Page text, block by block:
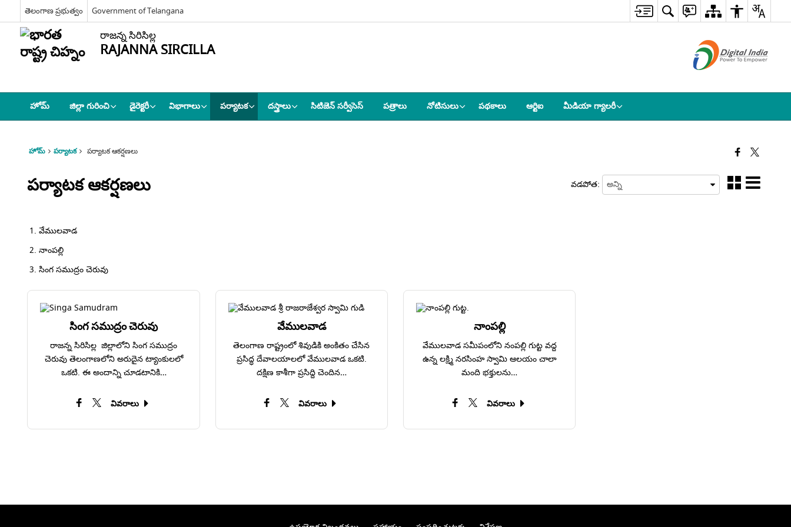
తెలంగాణ ప్రభుత్వం Government of Telangana
రాజన్న సిరిసిల్ల
RAJANNA SIRCILLA
హోమ్ జిల్లా గురించి డైరెక్టరీ విభాగాలు పర్యాటక దస్త్రాలు సిటిజెన్ సర్వీసెస్ పత్రాలు నోటిసులు పథకాలు ఆర్టిఐ మీడియా గ్యాలరీ
హోమ్ పర్యాటక పర్యాటక ఆకర్షణలు
పర్యాటక ఆకర్షణలు వడపోత:
వేములవాడ
నాంపల్లి
సింగ సముద్రం చెరువు
సింగ సముద్రం చెరువు
రాజన్న సిరిసిల్ల జిల్లాలోని సింగ సముద్రం
చెరువు తెలంగాణలోని అరుదైన ట్యాంకులలో
ఒకటి. ఈ అందాన్ని చూడటానికి…
వివరాలు
వేములవాడ
తెలంగాణ రాష్ట్రంలో శివుడికి అంకితం చేసిన
ప్రసిద్ధ దేవాలయాలలో వేములవాడ ఒకటి.
దక్షిణ కాశీగా ప్రసిద్ది చెందిన…
వివరాలు
నాంపల్లి
వేములవాడ సమీపంలోని నంపల్లి గుట్ట వద్ద
ఉన్న లక్ష్మి నరసింహ స్వామి ఆలయం చాలా
మంది భక్తులను…
వివరాలు